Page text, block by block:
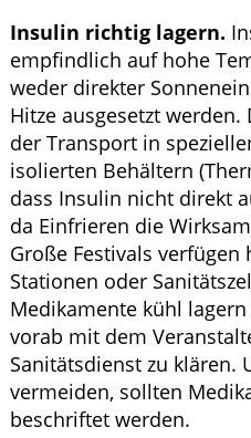
Insulin richtig lagern.
empfindlich auf hohe
weder direkter
Hitze ausgesetzt
der Transport in
isolierten Behältern
dass Insulin nicht direkt
da Einfrieren die
Große Festivals
Stationen oder
Medikamente kühl
vorab mit dem
Sanitätsdienst zu klären.
vermeiden, sollten
beschriftet werden.